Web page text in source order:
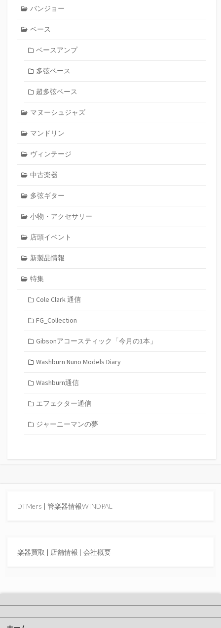
バンジョー
ベース
ベースアンプ
多弦ベース
超多弦ベース
マヌーシュジャズ
マンドリン
ヴィンテージ
中古楽器
多弦ギター
小物・アクセサリー
店頭イベント
新製品情報
特集
Cole Clark 通信
FG_Collection
Gibsonアコースティック「今月の1本」
Washburn Nuno Models Diary
Washburn通信
エフェクター通信
ジャーニーマンの夢
DTMers | 管楽器情報WINDPAL
楽器買取 | 店舗情報 | 会社概要